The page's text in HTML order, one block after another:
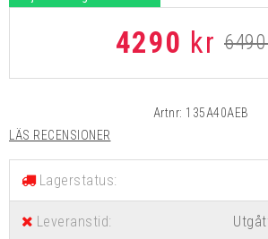
6490
4290 kr
Artnr: 135A40AEB
LÄS RECENSIONER
Lagerstatus:
Leveranstid: